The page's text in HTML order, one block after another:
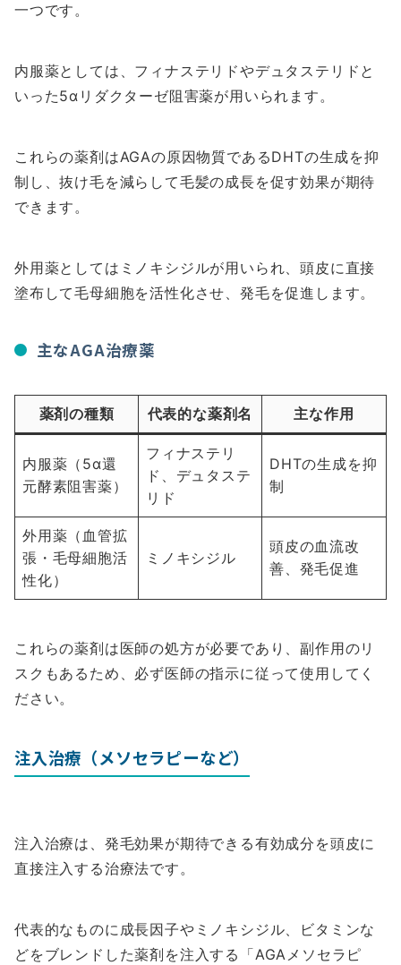
一つです。
内服薬としては、フィナステリドやデュタステリドと
いった5αリダクターゼ阻害薬が用いられます。
これらの薬剤はAGAの原因物質であるDHTの生成を抑
制し、抜け毛を減らして毛髪の成長を促す効果が期待
できます。
外用薬としてはミノキシジルが用いられ、頭皮に直接
塗布して毛母細胞を活性化させ、発毛を促進します。
主なAGA治療薬
薬剤の種類 代表的な薬剤名 主な作用
内服薬（5α還
元酵素阻害薬）
フィナステリ
ド、デュタステ
リド
DHTの生成を抑
制
外用薬（血管拡
張・毛母細胞活
性化）
ミノキシジル
頭皮の血流改
善、発毛促進
これらの薬剤は医師の処方が必要であり、副作用のリ
スクもあるため、必ず医師の指示に従って使用してく
ださい。
注入治療（メソセラピーなど）
注入治療は、発毛効果が期待できる有効成分を頭皮に
直接注入する治療法です。
代表的なものに成長因子やミノキシジル、ビタミンな
どをブレンドした薬剤を注入する「AGAメソセラピ